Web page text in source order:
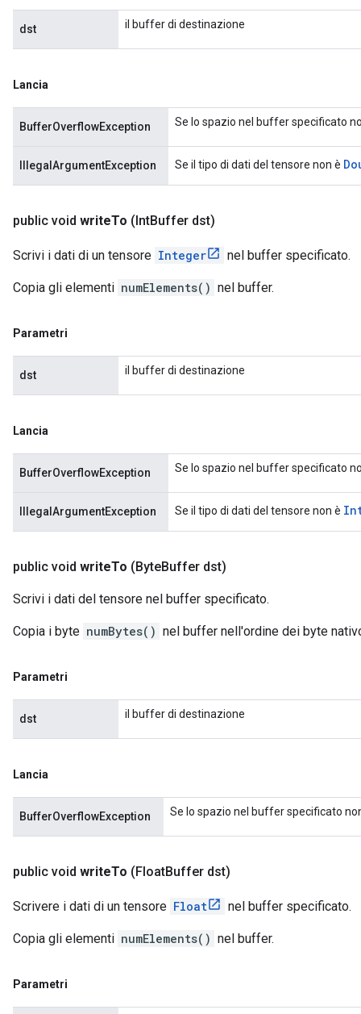
dst il buffer di destinazione
Lancia
BufferOverflowException Se lo spazio nel buffer specificato
IllegalArgumentException Se il tipo di dati del tensore non è
public void writeTo (IntBuffer dst)
Scrivi i dati di un tensore Integer nel buffer specificato.
Copia gli elementi numElements() nel buffer.
Parametri
dst il buffer di destinazione
Lancia
BufferOverflowException Se lo spazio nel buffer specificato
IllegalArgumentException Se il tipo di dati del tensore non è
public void writeTo (ByteBuffer dst)
Scrivi i dati del tensore nel buffer specificato.
Copia i byte numBytes() nel buffer nell'ordine dei byte
Parametri
dst il buffer di destinazione
Lancia
BufferOverflowException Se lo spazio nel buffer specificato
public void writeTo (FloatBuffer dst)
Scrivere i dati di un tensore Float nel buffer specificato.
Copia gli elementi numElements() nel buffer.
Parametri